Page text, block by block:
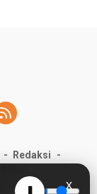
Redaksi
x